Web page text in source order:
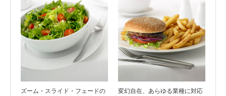
ズーム・スライド・フェードの
変幻自在、あらゆる業種に対応